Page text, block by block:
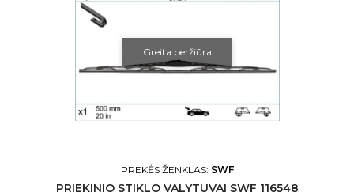
Greita peržiūra
PREKĖS ŽENKLAS: SWF
PRIEKINIO STIKLO VALYTUVAI SWF 116548